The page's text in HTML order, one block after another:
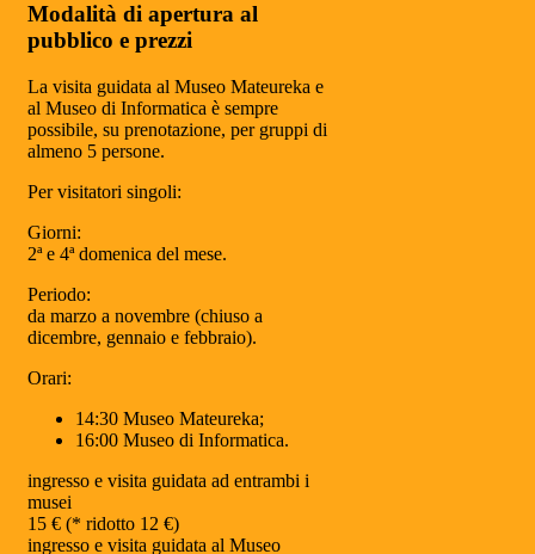
Modalità di apertura al
pubblico e prezzi
La visita guidata al Museo Mateureka e
al Museo di Informatica è sempre
possibile, su prenotazione, per gruppi di
almeno 5 persone.
Per visitatori singoli:
Giorni:
2ª e 4ª domenica del mese.
Periodo:
da marzo a novembre (chiuso a
dicembre, gennaio e febbraio).
Orari:
14:30 Museo Mateureka;
16:00 Museo di Informatica.
ingresso e visita guidata ad entrambi i
musei
15 € (* ridotto 12 €)
ingresso e visita guidata al Museo